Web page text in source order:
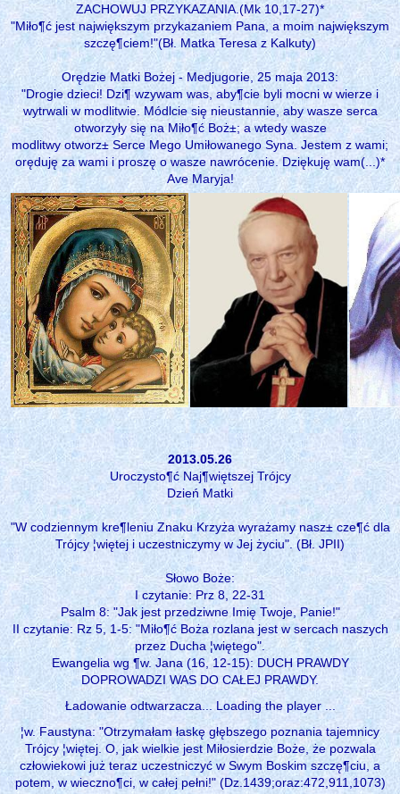
ZACHOWUJ PRZYKAZANIA.(Mk 10,17-27)*
"Miło¶ć jest największym przykazaniem Pana, a moim największym
szczę¶ciem!"(Bł. Matka Teresa z Kalkuty)
Orędzie Matki Bożej - Medjugorie, 25 maja 2013:
"Drogie dzieci! Dzi¶ wzywam was, aby¶cie byli mocni w wierze i
wytrwali w modlitwie. Módlcie się nieustannie, aby wasze serca
otworzyły się na Miło¶ć Boż±; a wtedy wasze
modlitwy otworz± Serce Mego Umiłowanego Syna. Jestem z wami;
oręduję za wami i proszę o wasze nawrócenie. Dziękuję wam(...)*
Ave Maryja!
2013.05.26
Uroczysto¶ć Naj¶więtszej Trójcy
Dzień Matki
"W codziennym kre¶leniu Znaku Krzyża wyrażamy nasz± cze¶ć dla
Trójcy ¦więtej i uczestniczymy w Jej życiu". (Bł. JPII)
Słowo Boże:
I czytanie: Prz 8, 22-31
Psalm 8: "Jak jest przedziwne Imię Twoje, Panie!"
II czytanie: Rz 5, 1-5: "Miło¶ć Boża rozlana jest w sercach naszych
przez Ducha ¦więtego".
Ewangelia wg ¶w. Jana (16, 12-15): DUCH PRAWDY
DOPROWADZI WAS DO CAŁEJ PRAWDY.
Ładowanie odtwarzacza... Loading the player ...
¦w. Faustyna: "Otrzymałam łaskę głębszego poznania tajemnicy
Trójcy ¦więtej. O, jak wielkie jest Miłosierdzie Boże, że pozwala
człowiekowi już teraz uczestniczyć w Swym Boskim szczę¶ciu, a
potem, w wieczno¶ci, w całej pełni!" (Dz.1439;oraz:472,911,1073)